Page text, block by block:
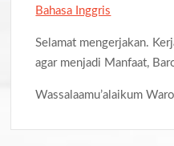
Bahasa Inggris
Selamat mengerjakan.
agar menjadi Manfaat,
Wassalaamu’alaikum